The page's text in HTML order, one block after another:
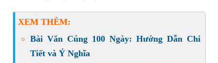
XEM THÊM:
Bài Văn Cúng 100 Ngày: Hướng Dẫn Chi
Tiết và Ý Nghĩa